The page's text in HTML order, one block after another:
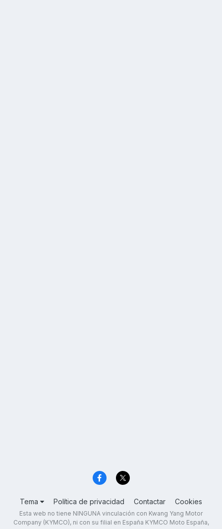
Tema Política de privacidad Contactar Cookies
Esta web no tiene NINGUNA vinculación con Kwang Yang Motor
Company (KYMCO), ni con su filial en España KYMCO Moto España,